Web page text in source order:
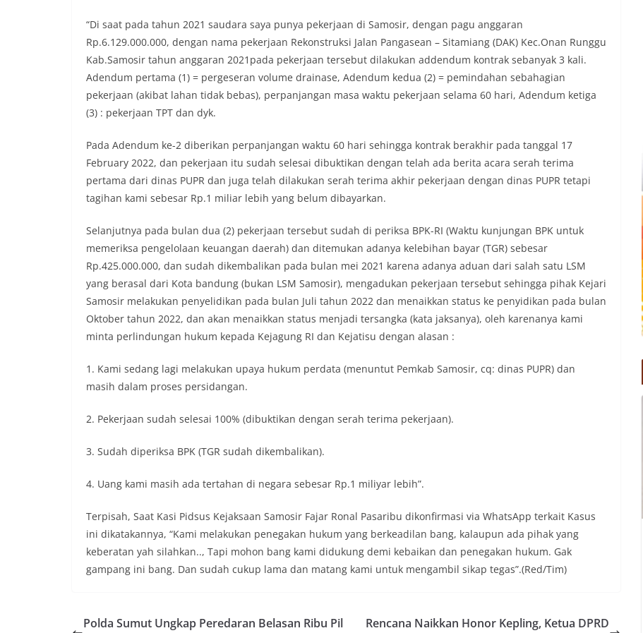
Republik Indonesia.‎Kegiatan sambang ini rencananya akan
terus dilaksanakan secara rutin oleh Bhabinkamtibmas di
wilayah Kelurahan Sunggal sebagai bagian dari upaya
menciptakan situasi Kamtibmas yang aman dan kondusif,
sekaligus menumbuhkan semangat nasionalisme warga
dalam menyambut Hari Kemerdekaan RI.
Asahan Amankan Pria Pengedar Sabu, Sita 19,60 Gram
Barang Bukti
Ini Alasan Plh Sekda Medan Sarankan Jhon Ester Lase
Segera Dievaluasi
Percepat Penanganan Infrastruktur Kota Medan, Dinas
“Di saat pada tahun 2021 saudara saya punya pekerjaan di Samosir, dengan pagu anggaran
Rp.6.129.000.000, dengan nama pekerjaan Rekonstruksi Jalan Pangasean – Sitamiang (DAK) Kec.Onan Runggu
Kab.Samosir tahun anggaran 2021pada pekerjaan tersebut dilakukan addendum kontrak sebanyak 3 kali.
Adendum pertama (1) = pergeseran volume drainase, Adendum kedua (2) = pemindahan sebahagian
pekerjaan (akibat lahan tidak bebas), perpanjangan masa waktu pekerjaan selama 60 hari, Adendum ketiga
(3) : pekerjaan TPT dan dyk.
Pada Adendum ke-2 diberikan perpanjangan waktu 60 hari sehingga kontrak berakhir pada tanggal 17
February 2022, dan pekerjaan itu sudah selesai dibuktikan dengan telah ada berita acara serah terima
pertama dari dinas PUPR dan juga telah dilakukan serah terima akhir pekerjaan dengan dinas PUPR tetapi
tagihan kami sebesar Rp.1 miliar lebih yang belum dibayarkan.
Selanjutnya pada bulan dua (2) pekerjaan tersebut sudah di periksa BPK-RI (Waktu kunjungan BPK untuk
memeriksa pengelolaan keuangan daerah) dan ditemukan adanya kelebihan bayar (TGR) sebesar
Rp.425.000.000, dan sudah dikembalikan pada bulan mei 2021 karena adanya aduan dari salah satu LSM
yang berasal dari Kota bandung (bukan LSM Samosir), mengadukan pekerjaan tersebut sehingga pihak Kejari
Samosir melakukan penyelidikan pada bulan Juli tahun 2022 dan menaikkan status ke penyidikan pada bulan
Oktober tahun 2022, dan akan menaikkan status menjadi tersangka (kata jaksanya), oleh karenanya kami
minta perlindungan hukum kepada Kejagung RI dan Kejatisu dengan alasan :
1. Kami sedang lagi melakukan upaya hukum perdata (menuntut Pemkab Samosir, cq: dinas PUPR) dan
masih dalam proses persidangan.
2. Pekerjaan sudah selesai 100% (dibuktikan dengan serah terima pekerjaan).
3. Sudah diperiksa BPK (TGR sudah dikembalikan).
4. Uang kami masih ada tertahan di negara sebesar Rp.1 miliyar lebih”.
Terpisah, Saat Kasi Pidsus Kejaksaan Samosir Fajar Ronal Pasaribu dikonfirmasi via WhatsApp terkait Kasus
ini dikatakannya, “Kami melakukan penegakan hukum yang berkeadilan bang, kalaupun ada pihak yang
keberatan yah silahkan.., Tapi mohon bang kami didukung demi kebaikan dan penegakan hukum. Gak
gampang ini bang. Dan sudah cukup lama dan matang kami untuk mengambil sikap tegas”.(Red/Tim)
Polda Sumut Ungkap Peredaran Belasan Ribu Pil
Rencana Naikkan Honor Kepling, Ketua DPRD